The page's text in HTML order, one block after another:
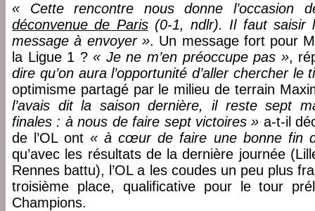
« Cette rencontre nous donne l’occasion
déconvenue de Paris(0-1, ndlr). Il faut saisir
message à envoyer ». Un message fort pour
la Ligue 1 ?« Je ne m’en préoccupe pas »,
dire qu’on aura l’opportunité d’aller chercher
optimisme partagé par le milieu de terrain
l’avais dit la saison dernière, il reste sept
finales : à nous de faire sept victoires » a-t-il
de l’OL ont« à cœur de faire une bonne fin
qu’avec les résultats de la dernière journée
Rennes battu), l’OL a les coudes un peu plus
troisième place, qualificative pour le tour
Champions.